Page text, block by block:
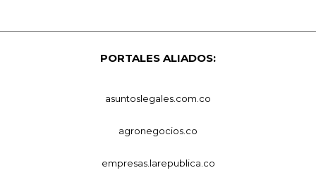
PORTALES ALIADOS:
asuntoslegales.com.co
agronegocios.co
empresas.larepublica.co